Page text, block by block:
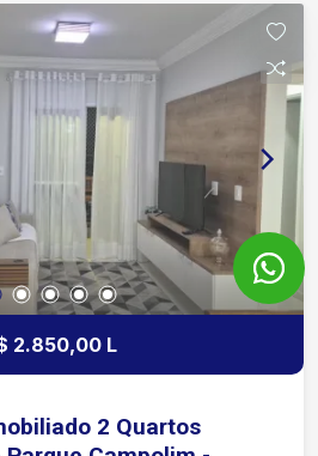
2.850,00 L
2 Quartos